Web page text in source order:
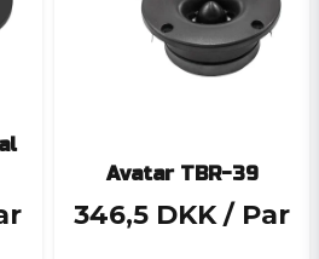
Avatar TBR-39
346,5 DKK / Par